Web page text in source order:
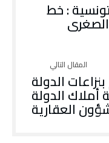
: خط
الدولة
أملاك الدولة
العقارية